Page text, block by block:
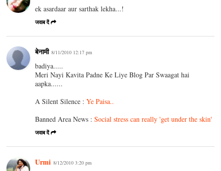
ek asardaar aur sarthak lekha...!
जवाब दें
बेनामी 8/11/2010 12:17 pm
badiya.....
Meri Nayi Kavita Padne Ke Liye Blog Par Swaagat hai
aapka......
A Silent Silence :Ye Paisa..
Banned Area News :Social stress can really 'get under the skin'
जवाब दें
Urmi 8/12/2010 3:20 pm